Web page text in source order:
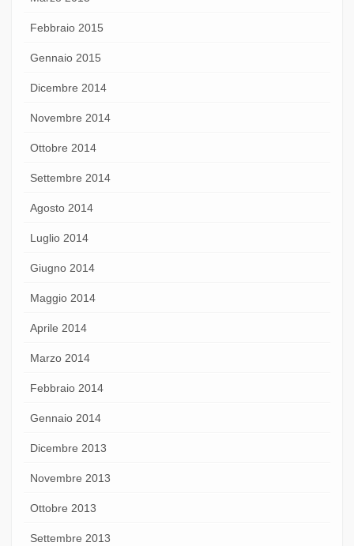
Febbraio 2015
Gennaio 2015
Dicembre 2014
Novembre 2014
Ottobre 2014
Settembre 2014
Agosto 2014
Luglio 2014
Giugno 2014
Maggio 2014
Aprile 2014
Marzo 2014
Febbraio 2014
Gennaio 2014
Dicembre 2013
Novembre 2013
Ottobre 2013
Settembre 2013